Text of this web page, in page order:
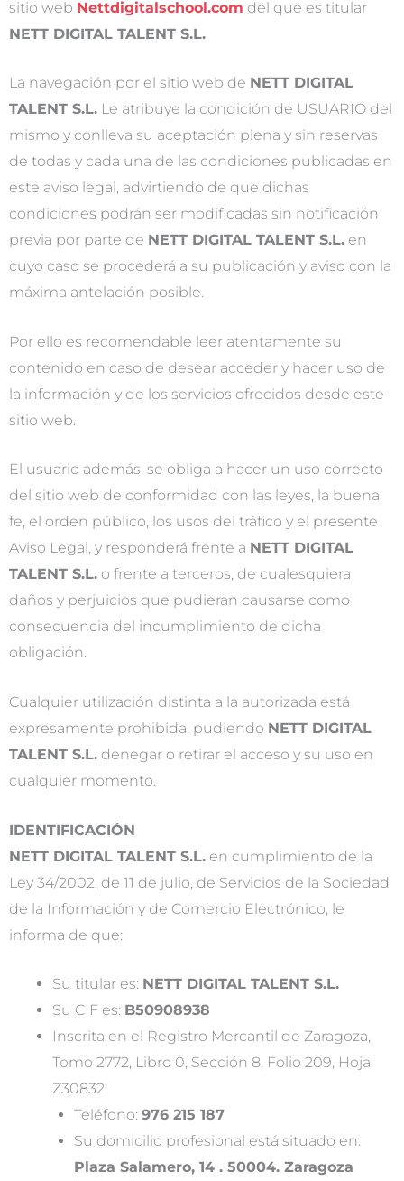
sitio web Nettdigitalschool.com del que es titular
NETT DIGITAL TALENT S.L.
La navegación por el sitio web de NETT DIGITAL
TALENT S.L. Le atribuye la condición de USUARIO del
mismo y conlleva su aceptación plena y sin reservas
de todas y cada una de las condiciones publicadas en
este aviso legal, advirtiendo de que dichas
condiciones podrán ser modificadas sin notificación
previa por parte de NETT DIGITAL TALENT S.L. en
cuyo caso se procederá a su publicación y aviso con la
máxima antelación posible.
Por ello es recomendable leer atentamente su
contenido en caso de desear acceder y hacer uso de
la información y de los servicios ofrecidos desde este
sitio web.
El usuario además, se obliga a hacer un uso correcto
del sitio web de conformidad con las leyes, la buena
fe, el orden público, los usos del tráfico y el presente
Aviso Legal, y responderá frente a NETT DIGITAL
TALENT S.L. o frente a terceros, de cualesquiera
daños y perjuicios que pudieran causarse como
consecuencia del incumplimiento de dicha
obligación.
Cualquier utilización distinta a la autorizada está
expresamente prohibida, pudiendo NETT DIGITAL
TALENT S.L. denegar o retirar el acceso y su uso en
cualquier momento.
IDENTIFICACIÓN
NETT DIGITAL TALENT S.L. en cumplimiento de la
Ley 34/2002, de 11 de julio, de Servicios de la Sociedad
de la Información y de Comercio Electrónico, le
informa de que:
Su titular es: NETT DIGITAL TALENT S.L.
Su CIF es: B50908938
Inscrita en el Registro Mercantil de Zaragoza,
Tomo 2772, Libro 0, Sección 8, Folio 209, Hoja
Z30832
Teléfono: 976 215 187
Su domicilio profesional está situado en:
Plaza Salamero, 14 . 50004. Zaragoza